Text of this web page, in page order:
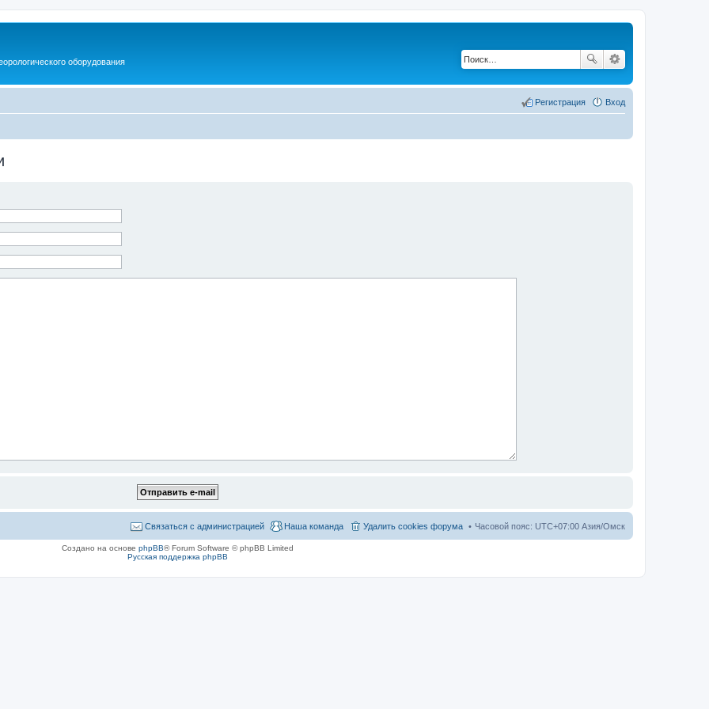
оборудования
Вход
Регистрация
Часовой пояс: UTC+07:00 Азия/Омск
Удалить cookies форума
Наша команда
Связаться с администрацией
Создано на основе phpBB® Forum Software © phpBB Limited
Русская поддержка phpBB